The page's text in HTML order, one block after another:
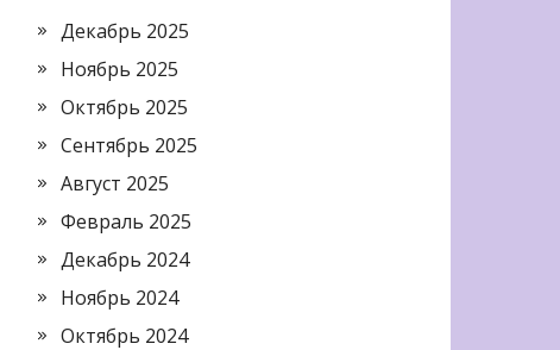
Декабрь 2025
Ноябрь 2025
Октябрь 2025
Сентябрь 2025
Август 2025
Февраль 2025
Декабрь 2024
Ноябрь 2024
Октябрь 2024